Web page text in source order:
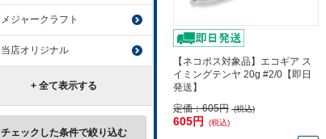
【ネコポス対象品】エコギア ス
イミングテンヤ 20g #2/0【即日
発送】
定価：605円 (税込)
605円 (税込)
メジャークラフト
当店オリジナル
+ 全て表示する
チェックした条件で絞り込む